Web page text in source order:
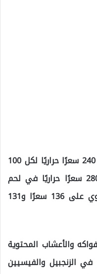
وأوضح أن لحم الأبقار يحتوي على 240 سعرًا حراريًا لكل 100
جرام، ويرتفع هذا المعدل إلى 280 سعرًا حراريًا في لحم
الضأن، فيما يحتوي الكبد والكلاوي على 136 سعرًا و131
والأعشاب المحتوية
الزنجبيل والفيسيين